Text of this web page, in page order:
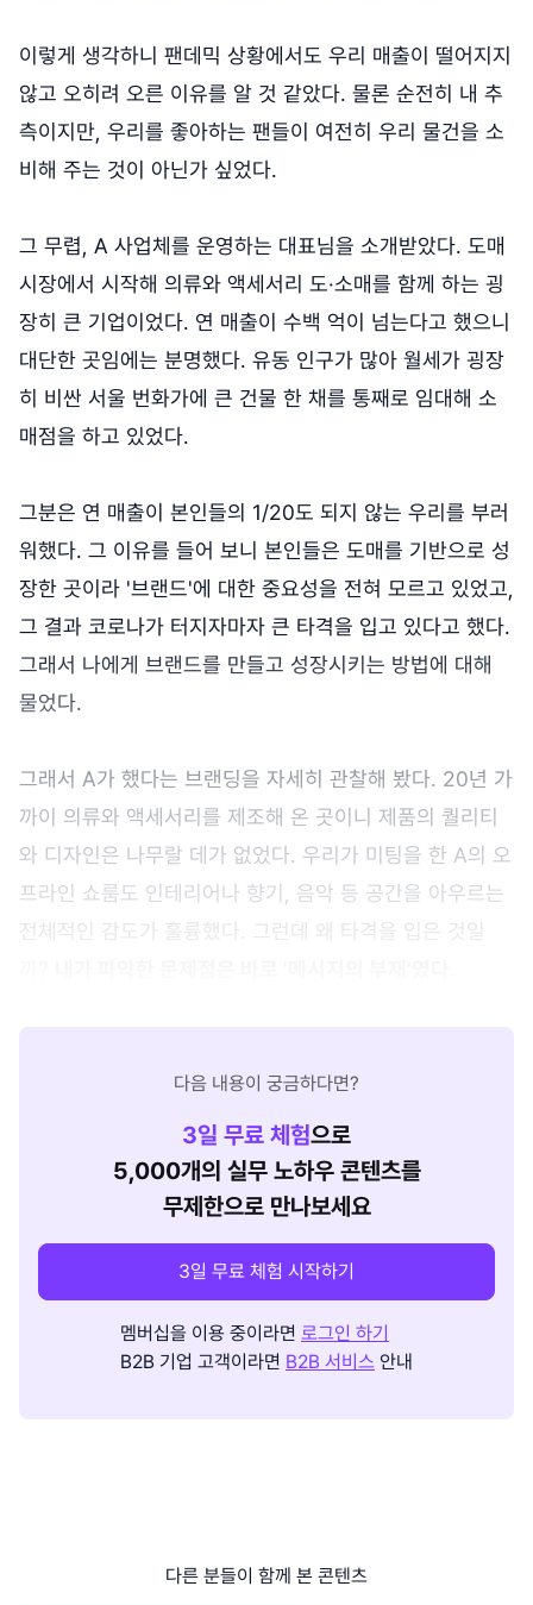
이렇게 생각하니 팬데믹 상황에서도 우리 매출이 떨어지지
않고 오히려 오른 이유를 알 것 같았다. 물론 순전히 내 추
측이지만, 우리를 좋아하는 팬들이 여전히 우리 물건을 소
비해 주는 것이 아닌가 싶었다.
그 무렵, A 사업체를 운영하는 대표님을 소개받았다. 도매
시장에서 시작해 의류와 액세서리 도·소매를 함께 하는 굉
장히 큰 기업이었다. 연 매출이 수백 억이 넘는다고 했으니
대단한 곳임에는 분명했다. 유동 인구가 많아 월세가 굉장
히 비싼 서울 번화가에 큰 건물 한 채를 통째로 임대해 소
매점을 하고 있었다.
그분은 연 매출이 본인들의 1/20도 되지 않는 우리를 부러
워했다. 그 이유를 들어 보니 본인들은 도매를 기반으로 성
장한 곳이라 '브랜드'에 대한 중요성을 전혀 모르고 있었고,
그 결과 코로나가 터지자마자 큰 타격을 입고 있다고 했다.
그래서 나에게 브랜드를 만들고 성장시키는 방법에 대해
물었다.
그래서 A가 했다는 브랜딩을 자세히 관찰해 봤다. 20년 가
까이 의류와 액세서리를 제조해 온 곳이니 제품의 퀄리티
와 디자인은 나무랄 데가 없었다. 우리가 미팅을 한 A의 오
프라인 쇼룸도 인테리어나 향기, 음악 등 공간을 아우르는
전체적인 감도가 훌륭했다. 그런데 왜 타격을 입은 것일
다음 내용이 궁금하다면?
3일 무료 체험으로
5,000개의 실무 노하우 콘텐츠를
무제한으로 만나보세요
3일 무료 체험 시작하기
멤버십을 이용 중이라면 로그인 하기
B2B 기업 고객이라면 B2B 서비스 안내
다른 분들이 함께 본 콘텐츠